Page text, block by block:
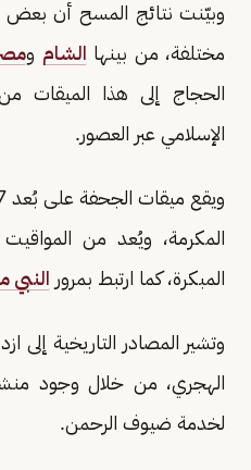
وبيّنت نتائج المسح أن
مختلفة، من بينها الشام و
الحجاج إلى هذا الميقات
الإسلامي عبر العصور.
المكرمة، ويُعد من المواقيت
المبكرة، كما ارتبط بمرور
وتشير المصادر التاريخية إلى
الهجري، من خلال وجود
لخدمة ضيوف الرحمن.